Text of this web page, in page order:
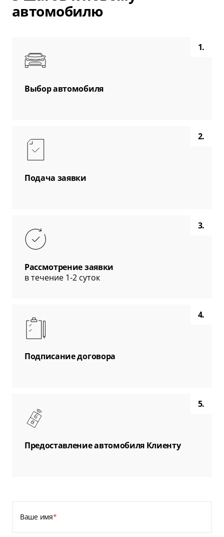
автомобилю
1.
Выбор автомобиля
2.
Подача заявки
3.
Рассмотрение заявки
в течение 1-2 суток
4.
Подписание договора
5.
Предоставление автомобиля Клиенту
Ваше имя*